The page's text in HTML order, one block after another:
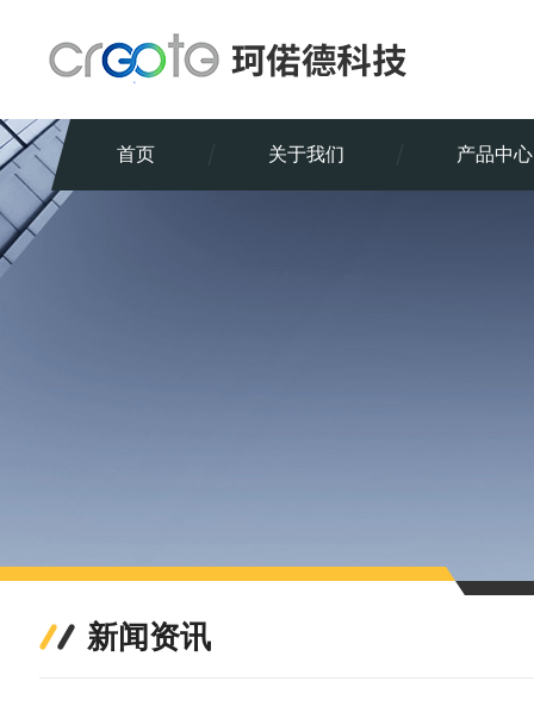
首页 关于我们 产品中心
新闻资讯